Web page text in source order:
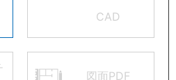
CAD
図面PDF